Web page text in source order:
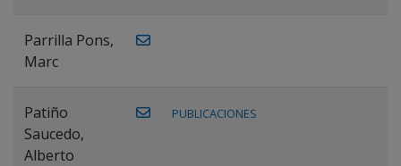
Parrilla Pons,
Marc
Patiño
Saucedo,
Alberto
PUBLICACIONES